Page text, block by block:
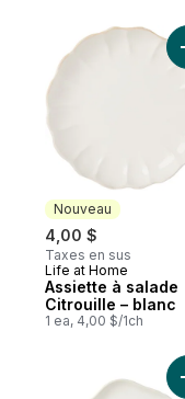
Nouveau
4,00 $
Taxes en sus
Nouveau
Life at Home
Assiette à salade
Citrouille – blanc
1 ea, 4,00 $/1ch